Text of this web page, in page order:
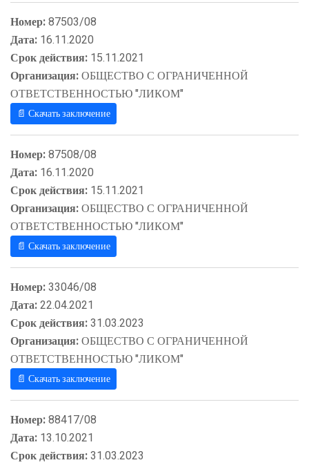
Номер:87503/08
Дата: 16.11.2020
Срок действия: 15.11.2021
Организация:ОБЩЕСТВО С ОГРАНИЧЕННОЙ
ОТВЕТСТВЕННОСТЬЮ "ЛИКОМ"
📄 Скачать заключение
Номер:87508/08
Дата: 16.11.2020
Срок действия: 15.11.2021
Организация:ОБЩЕСТВО С ОГРАНИЧЕННОЙ
ОТВЕТСТВЕННОСТЬЮ "ЛИКОМ"
📄 Скачать заключение
Номер:33046/08
Дата:22.04.2021
Срок действия:31.03.2023
Организация:ОБЩЕСТВО С ОГРАНИЧЕННОЙ
ОТВЕТСТВЕННОСТЬЮ "ЛИКОМ"
📄 Скачать заключение
Номер:88417/08
Дата: 13.10.2021
Срок действия:31.03.2023